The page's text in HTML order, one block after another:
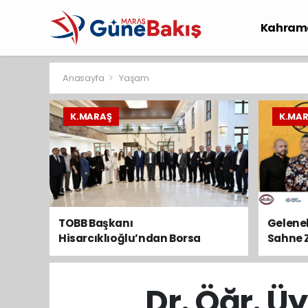
Anasayfa Yaşam
K.MARAŞ
TOBB Başkanı
Hisarcıklıoğlu’ndan Borsa
Personeline Moral Ziyareti
Sahne